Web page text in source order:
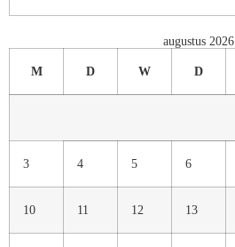
augustus 2026
M D W D
3 4 5 6
10 11 12 13